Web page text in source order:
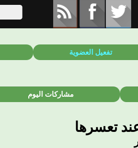
تفعيل العضوية
مشاركات اليوم
تعسرها